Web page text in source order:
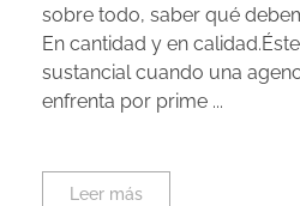
sobre todo, saber qué
En cantidad y en
sustancial cuando una
enfrenta por prime ...
Leer más